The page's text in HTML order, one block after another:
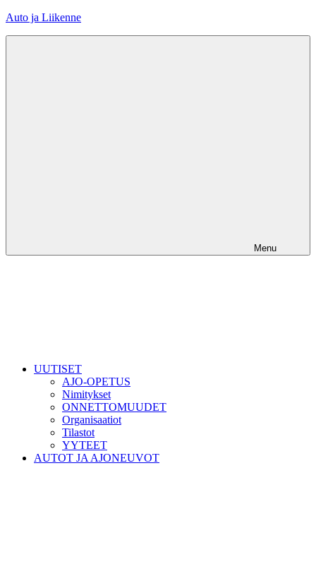
Skip
Auto ja Liikenne
Menu
UUTISET
AJO-OPETUS
Nimitykset
ONNETTOMUUDET
Organisaatiot
Tilastot
YYTEET
AUTOT JA AJONEUVOT